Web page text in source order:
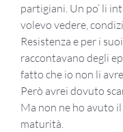
partigiani. Un po’ li
volevo vedere,
Resistenza e per i
raccontavano degli
fatto che io non li
Però avrei dovuto
Ma non ne ho avuto
maturità.